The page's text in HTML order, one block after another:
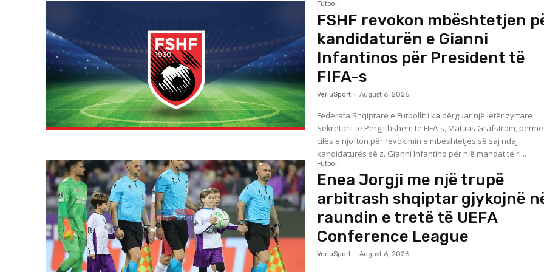
Futboll
FSHF revokon mbështetjen
kandidaturën e Gianni
Infantinos për President të
FIFA-s
VeriuSport - August 6, 2026
Federata Shqiptare e Futbollit i ka dërguar një letër zyrtare
Sekretarit të Përgjithshëm të FIFA-s, Mattias Grafström,
cilës e njofton për revokimin e mbështetjes së saj ndaj
kandidaturës së z. Gianni Infantino për një mandat të ri...
Futboll
Enea Jorgji me një trupë
arbitrash shqiptar gjykojnë
raundin e tretë të UEFA
Conference League
VeriuSport - August 6, 2026